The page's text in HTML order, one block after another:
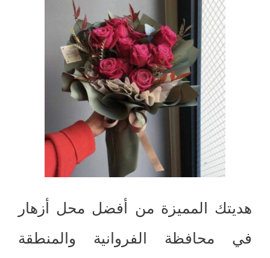
هديتك المميزة من أفضل محل أزهار
في محافظة الفروانية والمنطقة